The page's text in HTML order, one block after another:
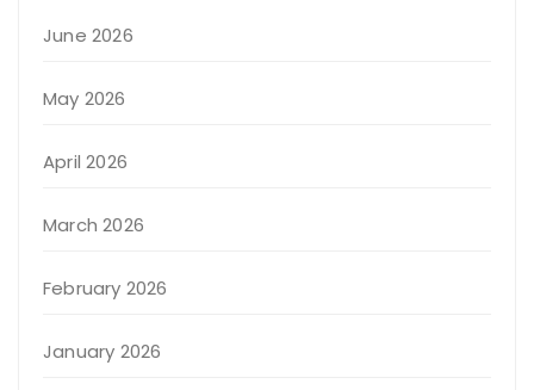
June 2026
May 2026
April 2026
March 2026
February 2026
January 2026